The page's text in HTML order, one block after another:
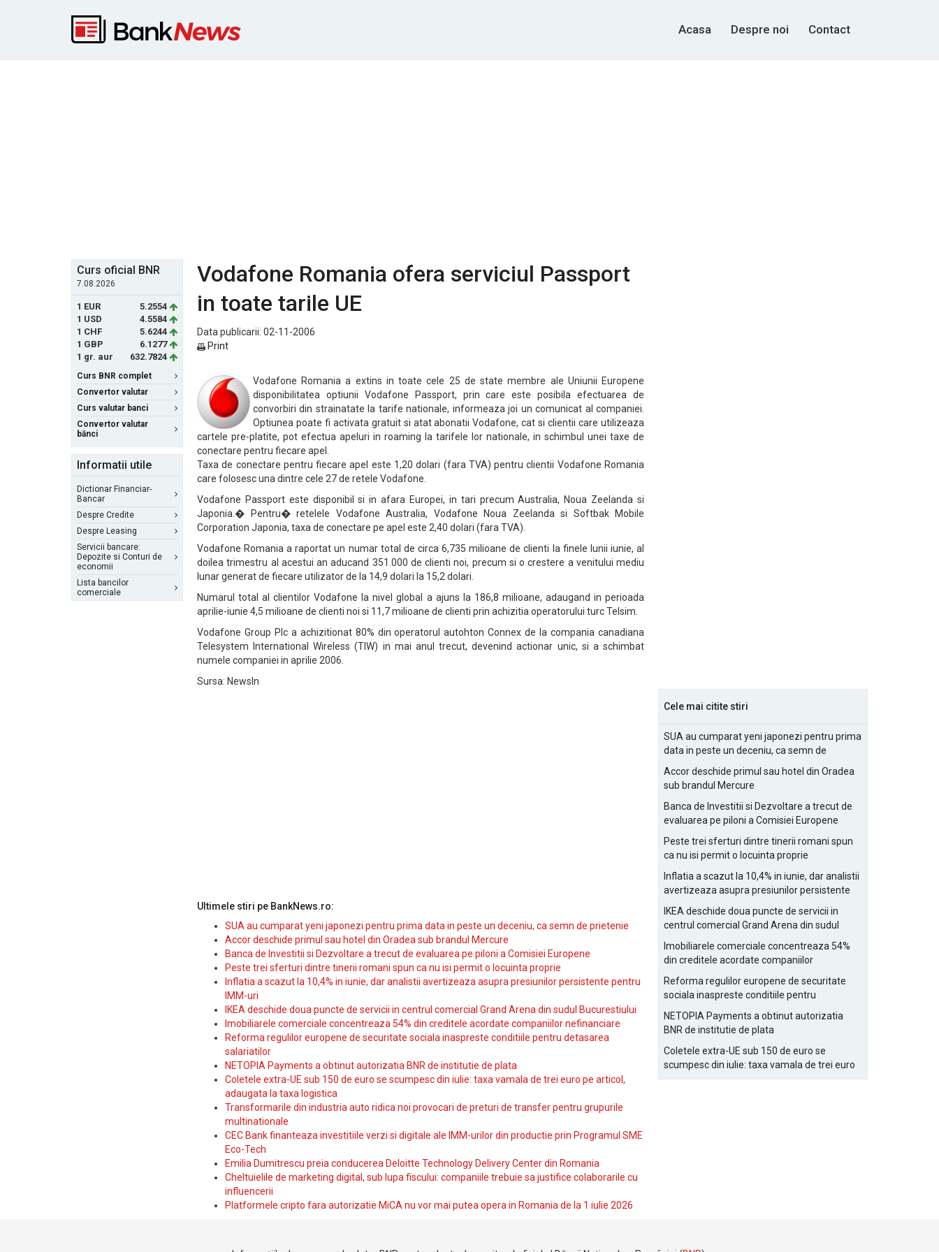
Acasa Despre noi Contact
Curs oficial BNR
7.08.2026
1 EUR
5.2554
1 USD
4.5584
1 CHF
5.6244
1 GBP
6.1277
1 gr. aur
632.7824
Curs BNR complet
Convertor valutar
Curs valutar banci
Convertor valutar
bănci
Informatii utile
Dictionar Financiar-
Bancar
Despre Credite
Despre Leasing
Servicii bancare:
Depozite si Conturi de
economii
Lista bancilor
comerciale
Vodafone Romania ofera serviciul Passport
in toate tarile UE
Data publicarii: 02-11-2006
Print
Vodafone Romania a extins in toate cele 25 de state membre ale Uniunii Europene
disponibilitatea optiunii Vodafone Passport, prin care este posibila efectuarea de
convorbiri din strainatate la tarife nationale, informeaza joi un comunicat al companiei.
Optiunea poate fi activata gratuit si atat abonatii Vodafone, cat si clientii care utilizeaza
cartele pre-platite, pot efectua apeluri in roaming la tarifele lor nationale, in schimbul unei taxe de
conectare pentru fiecare apel.
Taxa de conectare pentru fiecare apel este 1,20 dolari (fara TVA) pentru clientii Vodafone Romania
care folosesc una dintre cele 27 de retele Vodafone.
Vodafone Passport este disponibil si in afara Europei, in tari precum Australia, Noua Zeelanda si
Japonia.� Pentru� retelele Vodafone Australia, Vodafone Noua Zeelanda si Softbak Mobile
Corporation Japonia, taxa de conectare pe apel este 2,40 dolari (fara TVA).
Vodafone Romania a raportat un numar total de circa 6,735 milioane de clienti la finele lunii iunie, al
doilea trimestru al acestui an aducand 351.000 de clienti noi, precum si o crestere a venitului mediu
lunar generat de fiecare utilizator de la 14,9 dolari la 15,2 dolari.
Numarul total al clientilor Vodafone la nivel global a ajuns la 186,8 milioane, adaugand in perioada
aprilie-iunie 4,5 milioane de clienti noi si 11,7 milioane de clienti prin achizitia operatorului turc Telsim.
Vodafone Group Plc a achizitionat 80% din operatorul autohton Connex de la compania canadiana
Telesystem International Wireless (TIW) in mai anul trecut, devenind actionar unic, si a schimbat
numele companiei in aprilie 2006.
Sursa: NewsIn
Ultimele stiri pe BankNews.ro:
SUA au cumparat yeni japonezi pentru prima data in peste un deceniu, ca semn de prietenie
Accor deschide primul sau hotel din Oradea sub brandul Mercure
Banca de Investitii si Dezvoltare a trecut de evaluarea pe piloni a Comisiei Europene
Peste trei sferturi dintre tinerii romani spun ca nu isi permit o locuinta proprie
Inflatia a scazut la 10,4% in iunie, dar analistii avertizeaza asupra presiunilor persistente pentru
IMM-uri
IKEA deschide doua puncte de servicii in centrul comercial Grand Arena din sudul Bucurestiului
Imobiliarele comerciale concentreaza 54% din creditele acordate companiilor nefinanciare
Reforma regulilor europene de securitate sociala inaspreste conditiile pentru detasarea
salariatilor
NETOPIA Payments a obtinut autorizatia BNR de institutie de plata
Coletele extra-UE sub 150 de euro se scumpesc din iulie: taxa vamala de trei euro pe articol,
adaugata la taxa logistica
Transformarile din industria auto ridica noi provocari de preturi de transfer pentru grupurile
multinationale
CEC Bank finanteaza investitiile verzi si digitale ale IMM-urilor din productie prin Programul SME
Eco-Tech
Emilia Dumitrescu preia conducerea Deloitte Technology Delivery Center din Romania
Cheltuielile de marketing digital, sub lupa fiscului: companiile trebuie sa justifice colaborarile cu
influencerii
Platformele cripto fara autorizatie MiCA nu vor mai putea opera in Romania de la 1 iulie 2026
Cele mai citite stiri
SUA au cumparat yeni japonezi pentru prima
data in peste un deceniu, ca semn de
Accor deschide primul sau hotel din Oradea
sub brandul Mercure
Banca de Investitii si Dezvoltare a trecut de
evaluarea pe piloni a Comisiei Europene
Peste trei sferturi dintre tinerii romani spun
ca nu isi permit o locuinta proprie
Inflatia a scazut la 10,4% in iunie, dar analistii
avertizeaza asupra presiunilor persistente
IKEA deschide doua puncte de servicii in
centrul comercial Grand Arena din sudul
Imobiliarele comerciale concentreaza 54%
din creditele acordate companiilor
Reforma regulilor europene de securitate
sociala inaspreste conditiile pentru
NETOPIA Payments a obtinut autorizatia
BNR de institutie de plata
Coletele extra-UE sub 150 de euro se
scumpesc din iulie: taxa vamala de trei euro
pe articol, adaugata la taxa logistica